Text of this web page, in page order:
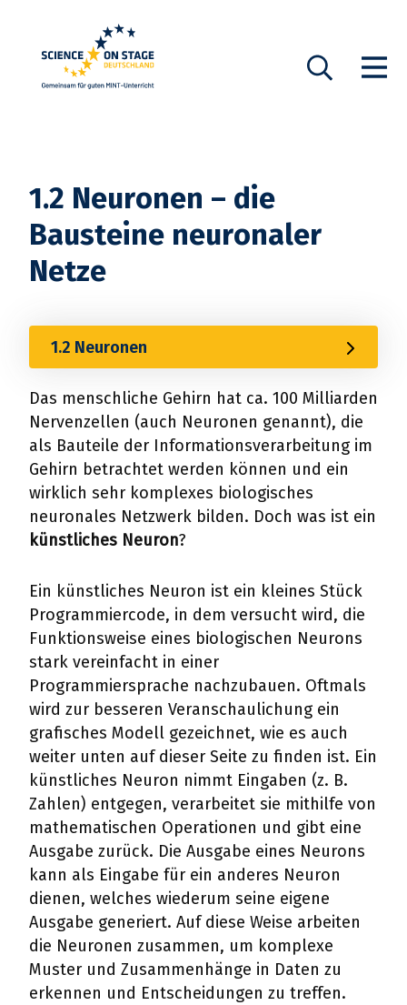
Suche
Show
1.2 Neuronen – die
Bausteine neuronaler
Netze
1.2 Neuronen
Das menschliche Gehirn hat ca. 100 Milliarden
Nervenzellen (auch Neuronen genannt), die
als Bauteile der Informationsverarbeitung im
Gehirn betrachtet werden können und ein
wirklich sehr komplexes biologisches
neuronales Netzwerk bilden. Doch was ist ein
künstliches Neuron?
Ein künstliches Neuron ist ein kleines Stück
Programmiercode, in dem versucht wird, die
Funktionsweise eines biologischen Neurons
stark vereinfacht in einer
Programmiersprache nachzubauen. Oftmals
wird zur besseren Veranschaulichung ein
grafisches Modell gezeichnet, wie es auch
weiter unten auf dieser Seite zu finden ist. Ein
künstliches Neuron nimmt Eingaben (z. B.
Zahlen) entgegen, verarbeitet sie mithilfe von
mathematischen Operationen und gibt eine
Ausgabe zurück. Die Ausgabe eines Neurons
kann als Eingabe für ein anderes Neuron
dienen, welches wiederum seine eigene
Ausgabe generiert. Auf diese Weise arbeiten
die Neuronen zusammen, um komplexe
Muster und Zusammenhänge in Daten zu
erkennen und Entscheidungen zu treffen.